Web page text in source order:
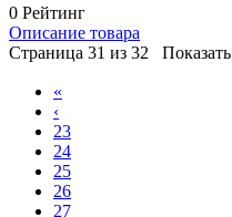
0 Рейтинг
Описание товара
Страница 31 из 32
Показать
«
‹
23
24
25
26
27